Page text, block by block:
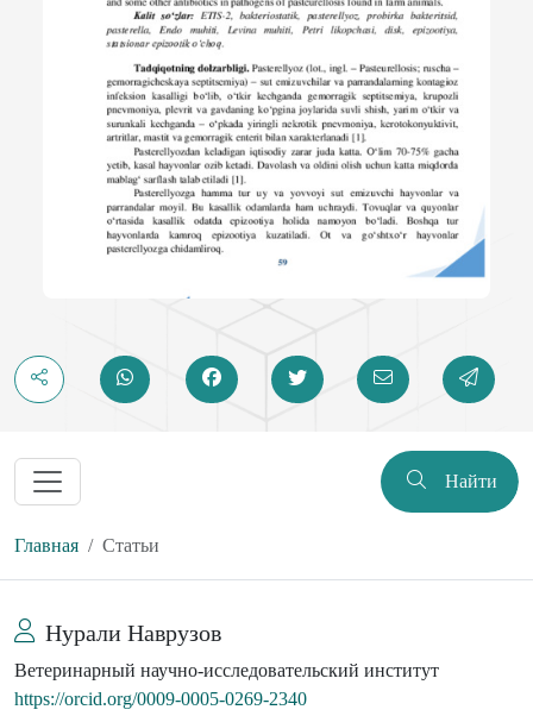
Найти
Главная Статьи
Нурали Наврузов
Ветеринарный научно-исследовательский институт
https://orcid.org/0009-0005-0269-2340